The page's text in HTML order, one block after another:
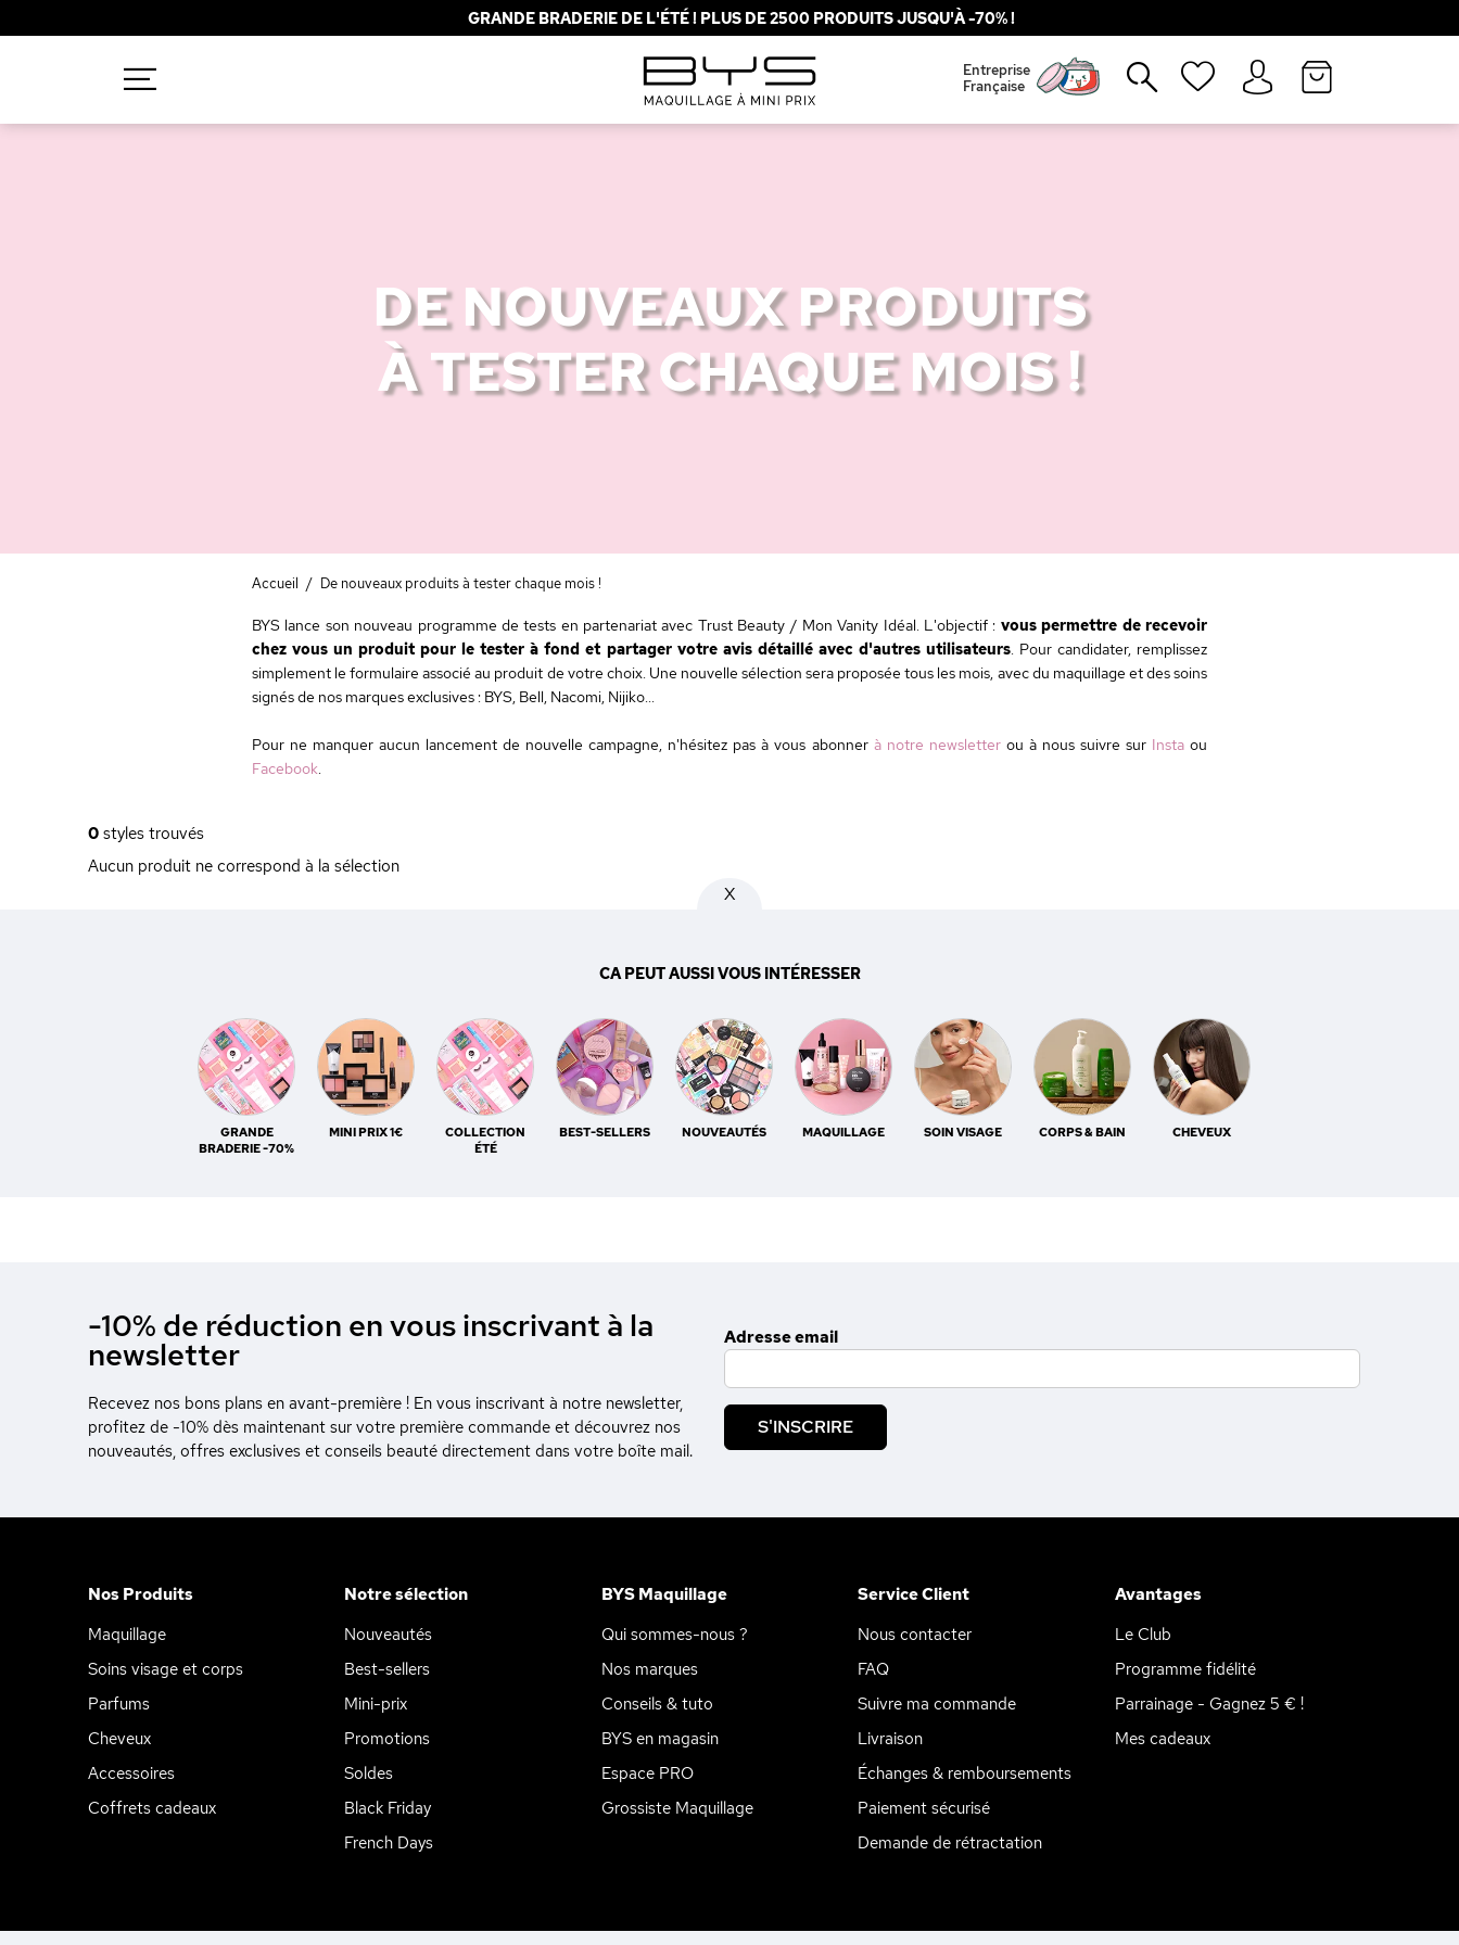
GRANDE BRADERIE DE L'ÉTÉ ! PLUS DE 2500 PRODUITS JUSQU'À -70% !
Entreprise
Française
DE NOUVEAUX PRODUITS
À TESTER CHAQUE MOIS !
Accueil / De nouveaux produits à tester chaque mois !
BYS lance son nouveau programme de tests en partenariat avec Trust Beauty / Mon Vanity Idéal. L'objectif : vous permettre de recevoir
chez vous un produit pour le tester à fond et partager votre avis détaillé avec d'autres utilisateurs. Pour candidater, remplissez
simplement le formulaire associé au produit de votre choix. Une nouvelle sélection sera proposée tous les mois, avec du maquillage et des soins
signés de nos marques exclusives : BYS, Bell, Nacomi, Nijiko...
Pour ne manquer aucun lancement de nouvelle campagne, n'hésitez pas à vous abonner à notre newsletterou à nous suivre sur Instaou
Facebook.
0styles trouvés
Aucun produit ne correspond à la sélection
X
CA PEUT AUSSI VOUS INTÉRESSER
GRANDE
BRADERIE -70%
MINI PRIX 1€
COLLECTION
ÉTÉ
BEST-SELLERS NOUVEAUTÉS MAQUILLAGE SOIN VISAGE CORPS & BAIN CHEVEUX
-10% de réduction en vous inscrivant à la
newsletter
Recevez nos bons plans en avant-première ! En vous inscrivant à notre newsletter,
profitez de -10% dès maintenant sur votre première commande et découvrez nos
nouveautés, offres exclusives et conseils beauté directement dans votre boîte mail.
Adresse email
S'INSCRIRE
Nos Produits
Maquillage
Soins visage et corps
Parfums
Cheveux
Accessoires
Coffrets cadeaux
Notre sélection
Nouveautés
Best-sellers
Mini-prix
Promotions
Soldes
Black Friday
French Days
BYS Maquillage
Qui sommes-nous ?
Nos marques
Conseils & tuto
BYS en magasin
Espace PRO
Grossiste Maquillage
Service Client
Nous contacter
FAQ
Suivre ma commande
Livraison
Échanges & remboursements
Paiement sécurisé
Demande de rétractation
Avantages
Le Club
Programme fidélité
Parrainage - Gagnez 5 € !
Mes cadeaux